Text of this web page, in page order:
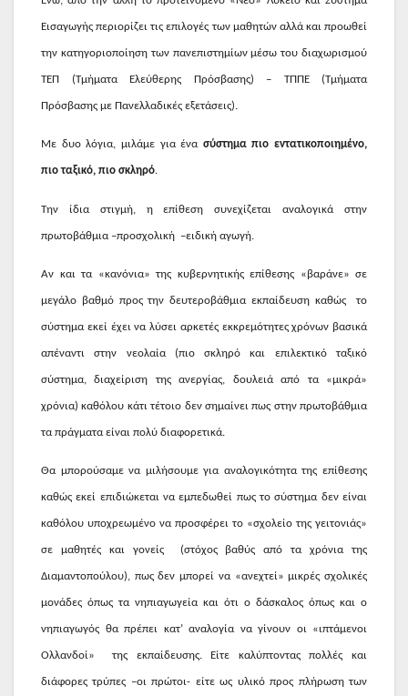
Εισαγωγής περιορίζει τις επιλογές των μαθητών αλλά και προωθεί
την κατηγοριοποίηση των πανεπιστημίων μέσω του διαχωρισμού
ΤΕΠ (Τμήματα Ελεύθερης Πρόσβασης) – ΤΠΠΕ (Τμήματα
Πρόσβασης με Πανελλαδικές εξετάσεις).
Με δυο λόγια, μιλάμε για ένα σύστημα πιο εντατικοποιημένο,
πιο ταξικό, πιο σκληρό.
Την ίδια στιγμή, η επίθεση συνεχίζεται αναλογικά στην
πρωτοβάθμια –προσχολική –ειδική αγωγή.
Αν και τα «κανόνια» της κυβερνητικής επίθεσης «βαράνε» σε
μεγάλο βαθμό προς την δευτεροβάθμια εκπαίδευση καθώς το
σύστημα εκεί έχει να λύσει αρκετές εκκρεμότητες χρόνων βασικά
απέναντι στην νεολαία (πιο σκληρό και επιλεκτικό ταξικό
σύστημα, διαχείριση της ανεργίας, δουλειά από τα «μικρά»
χρόνια) καθόλου κάτι τέτοιο δεν σημαίνει πως στην πρωτοβάθμια
τα πράγματα είναι πολύ διαφορετικά.
Θα μπορούσαμε να μιλήσουμε για αναλογικότητα της επίθεσης
καθώς εκεί επιδιώκεται να εμπεδωθεί πως το σύστημα δεν είναι
καθόλου υποχρεωμένο να προσφέρει το «σχολείο της γειτονιάς»
σε μαθητές και γονείς (στόχος βαθύς από τα χρόνια της
Διαμαντοπούλου), πως δεν μπορεί να «ανεχτεί» μικρές σχολικές
μονάδες όπως τα νηπιαγωγεία και ότι ο δάσκαλος όπως και ο
νηπιαγωγός θα πρέπει κατ’ αναλογία να γίνουν οι «ιπτάμενοι
Ολλανδοί» της εκπαίδευσης. Είτε καλύπτοντας πολλές και
διάφορες τρύπες –οι πρώτοι- είτε ως υλικό προς πλήρωση των